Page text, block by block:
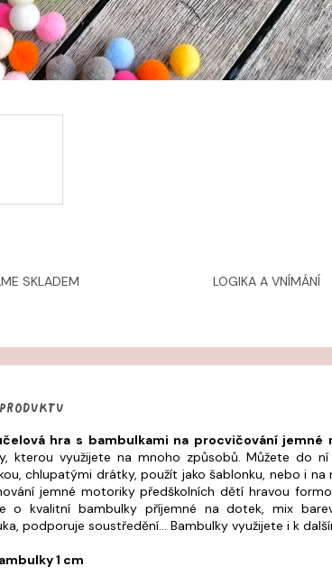
SKLADEM LOGIKA A VNÍMÁNÍ
hra s bambulkami na procvičování jemné
kterou využijete na mnoho způsobů. Můžete do
chlupatými drátky, použít jako šablonku, nebo i na
jemné motoriky předškolních dětí hravou
o kvalitní bambulky příjemné na dotek, mix
podporuje soustředění... Bambulky využijete i k
1 cm